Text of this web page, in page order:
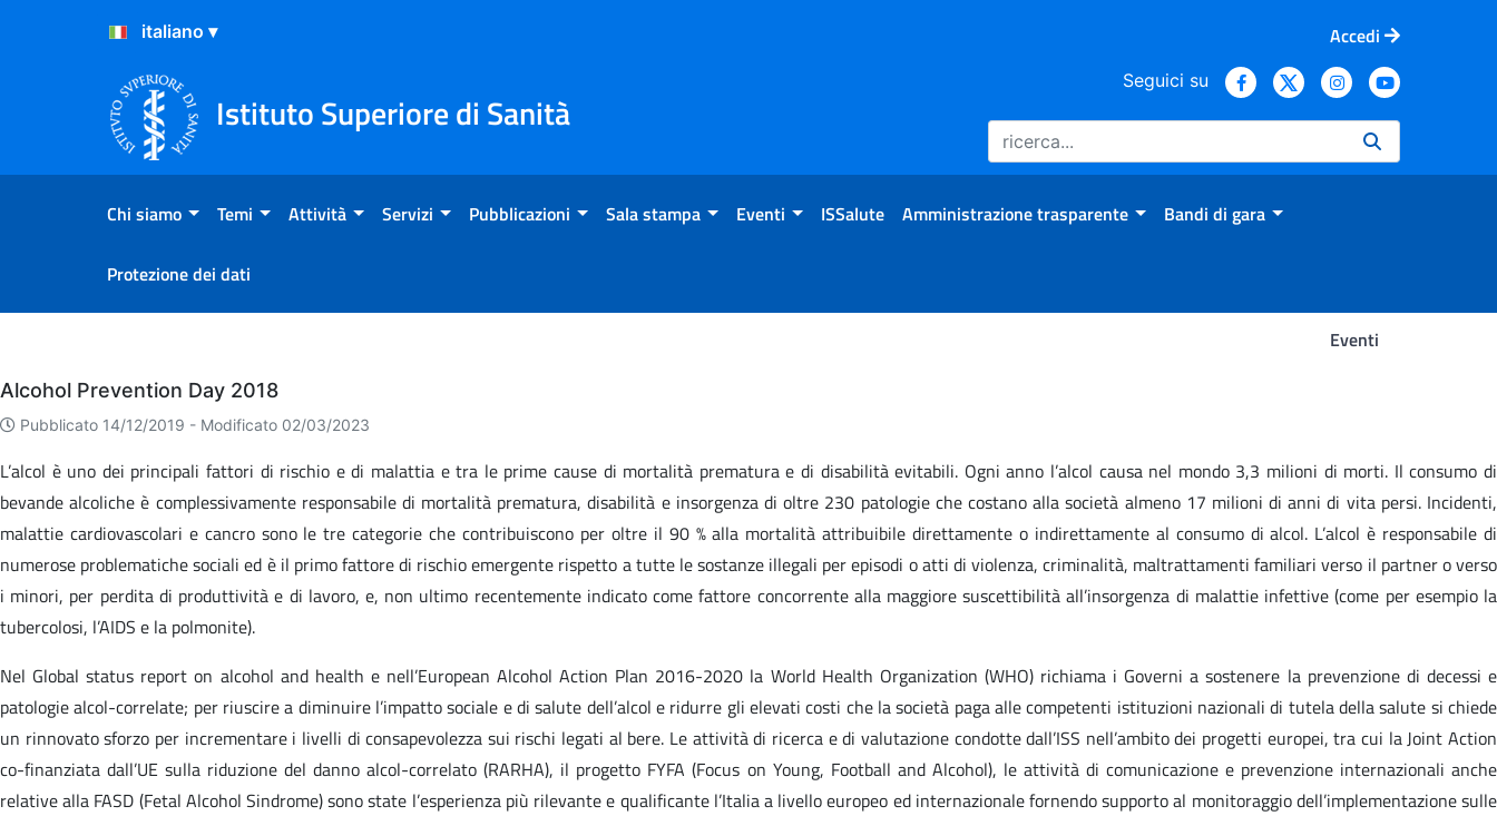
Salta al Contenuto
Salta al Footer
Accedi
Istituto Superiore di Sanità
Seguici su
Chi siamo Temi Attività Servizi Pubblicazioni Sala stampa Eventi ISSalute Amministrazione trasparente Bandi di gara
Protezione dei dati
Eventi
Eventi
Alcohol Prevention Day 2018
Pubblicato 14/12/2019 - Modificato 02/03/2023
L’alcol è uno dei principali fattori di rischio e di malattia e tra le prime cause di mortalità prematura e di disabilità evitabili. Ogni anno l’alcol causa nel mondo 3,3 milioni di morti. Il consumo di
bevande alcoliche è complessivamente responsabile di mortalità prematura, disabilità e insorgenza di oltre 230 patologie che costano alla società almeno 17 milioni di anni di vita persi. Incidenti,
malattie cardiovascolari e cancro sono le tre categorie che contribuiscono per oltre il 90 % alla mortalità attribuibile direttamente o indirettamente al consumo di alcol. L’alcol è responsabile di
numerose problematiche sociali ed è il primo fattore di rischio emergente rispetto a tutte le sostanze illegali per episodi o atti di violenza, criminalità, maltrattamenti familiari verso il partner o verso
i minori, per perdita di produttività e di lavoro, e, non ultimo recentemente indicato come fattore concorrente alla maggiore suscettibilità all’insorgenza di malattie infettive (come per esempio la
tubercolosi, l’AIDS e la polmonite).
Nel Global status report on alcohol and health e nell’European Alcohol Action Plan 2016-2020 la World Health Organization (WHO) richiama i Governi a sostenere la prevenzione di decessi e
patologie alcol-correlate; per riuscire a diminuire l’impatto sociale e di salute dell’alcol e ridurre gli elevati costi che la società paga alle competenti istituzioni nazionali di tutela della salute si chiede
un rinnovato sforzo per incrementare i livelli di consapevolezza sui rischi legati al bere. Le attività di ricerca e di valutazione condotte dall’ISS nell’ambito dei progetti europei, tra cui la Joint Action
co-finanziata dall’UE sulla riduzione del danno alcol-correlato (RARHA), il progetto FYFA (Focus on Young, Football and Alcohol), le attività di comunicazione e prevenzione internazionali anche
relative alla FASD (Fetal Alcohol Sindrome) sono state l’esperienza più rilevante e qualificante l’Italia a livello europeo ed internazionale fornendo supporto al monitoraggio dell’implementazione sulle